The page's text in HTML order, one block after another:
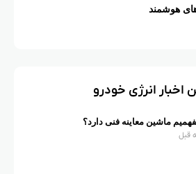
هوشمند
اخبار انرژی خودرو
ماشین معاینه فنی دارد؟